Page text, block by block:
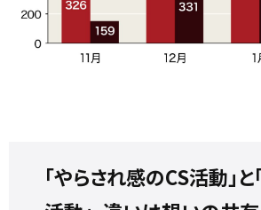
「やらされ感のCS活動」